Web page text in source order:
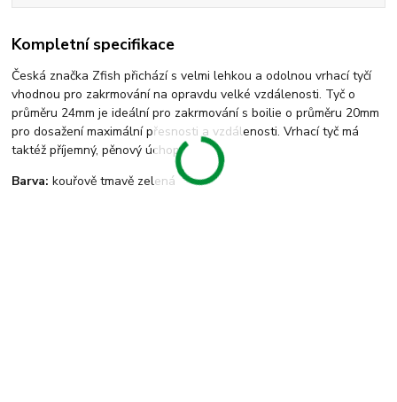
Kompletní specifikace
Česká značka Zfish přichází s velmi lehkou a odolnou vrhací tyčí
vhodnou pro zakrmování na opravdu velké vzdálenosti. Tyč o
průměru 24mm je ideální pro zakrmování s boilie o průměru 20mm
pro dosažení maximální přesnosti a vzdálenosti. Vrhací tyč má
taktéž příjemný, pěnový úchop.
Barva: kouřově tmavě zelená